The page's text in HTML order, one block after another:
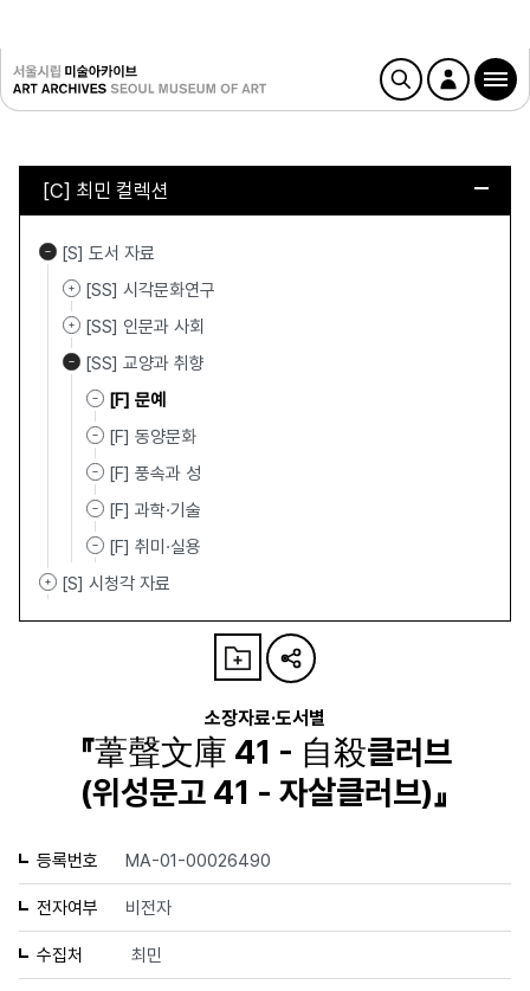
[C] 최민 컬렉션
[S] 도서 자료
[SS] 시각문화연구
[SS] 인문과 사회
[SS] 교양과 취향
[F] 문예
[F] 동양문화
[F] 풍속과 성
[F] 과학·기술
[F] 취미·실용
[S] 시청각 자료
소장자료·도서별
『葦聲文庫 41 - 自殺클러브
(위성문고 41 - 자살클러브)』
등록번호 MA-01-00026490
전자여부 비전자
수집처 최민